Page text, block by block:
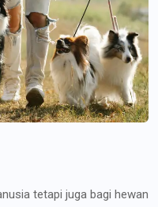
tetapi juga bagi hewan